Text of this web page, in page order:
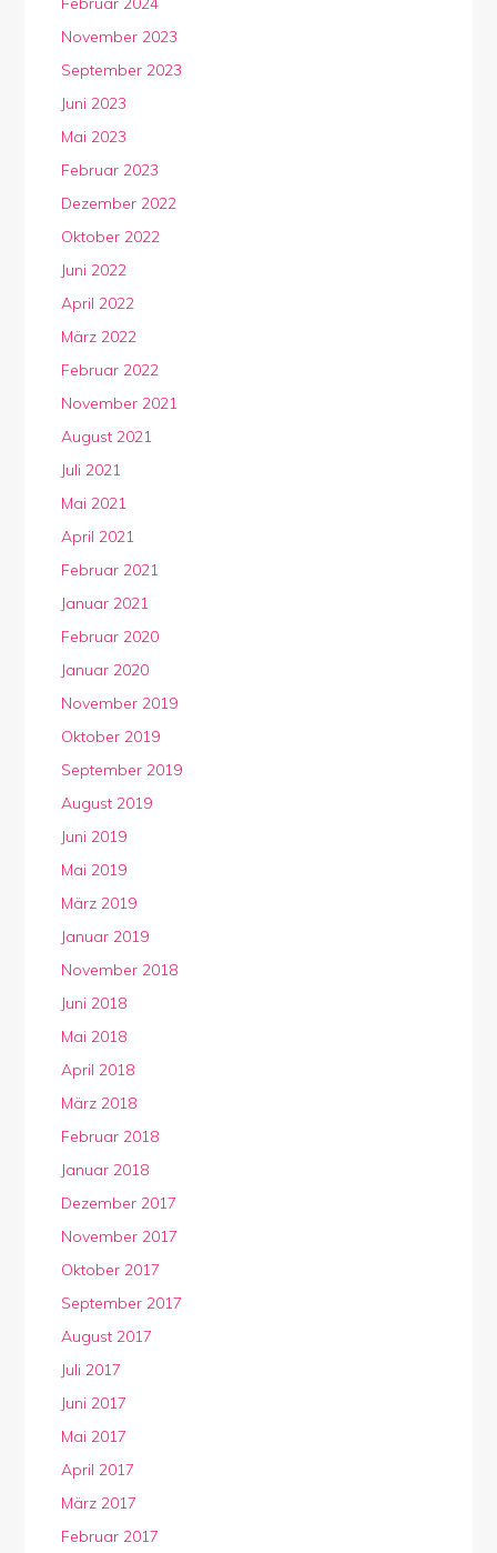
November 2023
September 2023
Juni 2023
Mai 2023
Februar 2023
Dezember 2022
Oktober 2022
Juni 2022
April 2022
März 2022
Februar 2022
November 2021
August 2021
Juli 2021
Mai 2021
April 2021
Februar 2021
Januar 2021
Februar 2020
Januar 2020
November 2019
Oktober 2019
September 2019
August 2019
Juni 2019
Mai 2019
März 2019
Januar 2019
November 2018
Juni 2018
Mai 2018
April 2018
März 2018
Februar 2018
Januar 2018
Dezember 2017
November 2017
Oktober 2017
September 2017
August 2017
Juli 2017
Juni 2017
Mai 2017
April 2017
März 2017
Februar 2017